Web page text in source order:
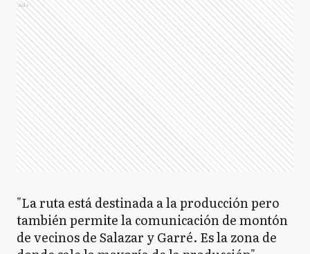
Ads
"La ruta está destinada a la producción pero
también permite la comunicación de montón
de vecinos de Salazar y Garré. Es la zona de